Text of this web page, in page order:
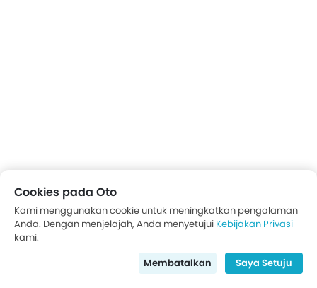
Cookies pada Oto
Kami menggunakan cookie untuk meningkatkan pengalaman
Anda. Dengan menjelajah, Anda menyetujui Kebijakan Privasi
kami.
Membatalkan
Saya Setuju